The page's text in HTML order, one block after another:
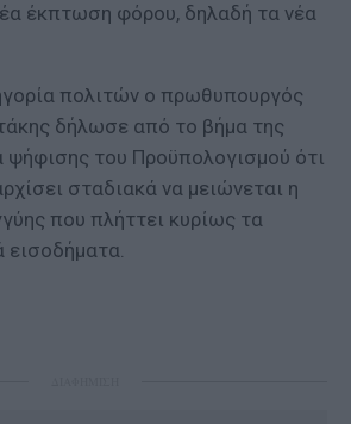
έκπτωση φόρου, δηλαδή τα νέα
πολιτών ο πρωθυπουργός
δήλωσε από το βήμα της
ψήφισης του Προϋπολογισμού ότι
σταδιακά να μειώνεται η
που πλήττει κυρίως τα
εισοδήματα.